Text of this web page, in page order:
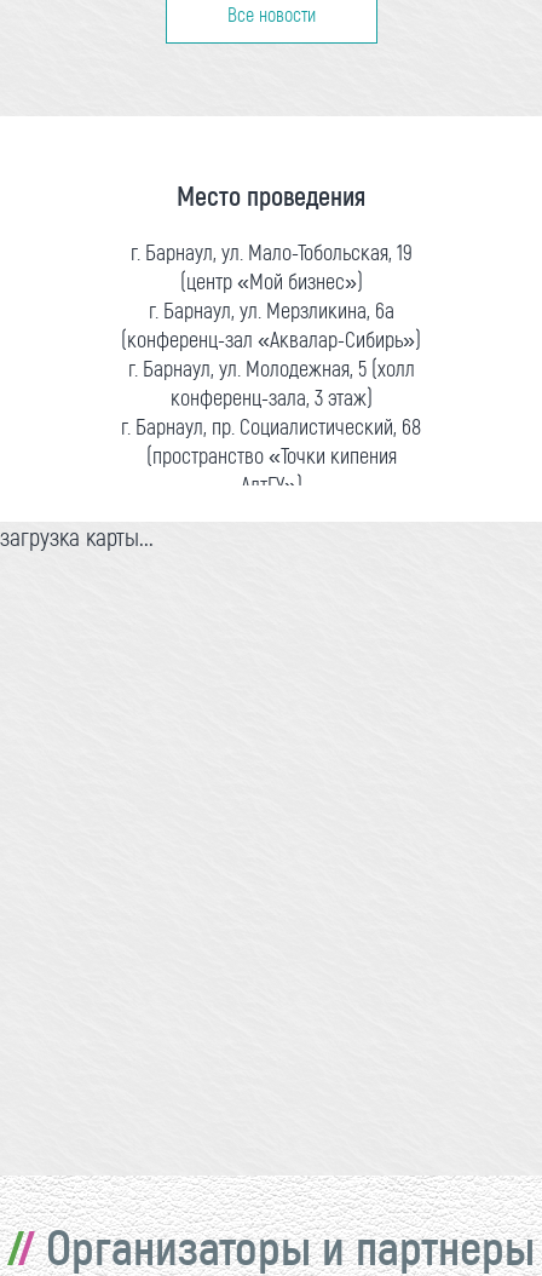
Все новости
Место проведения
г. Барнаул, ул. Мало-Тобольская, 19
(центр «Мой бизнес»)
г. Барнаул, ул. Мерзликина, 6а
(конференц-зал «Аквалар-Сибирь»)
г. Барнаул, ул. Молодежная, 5 (холл
конференц-зала, 3 этаж)
г. Барнаул, пр. Социалистический, 68
(пространство «Точки кипения
АлтГУ»)
загрузка карты...
Организаторы и партнеры